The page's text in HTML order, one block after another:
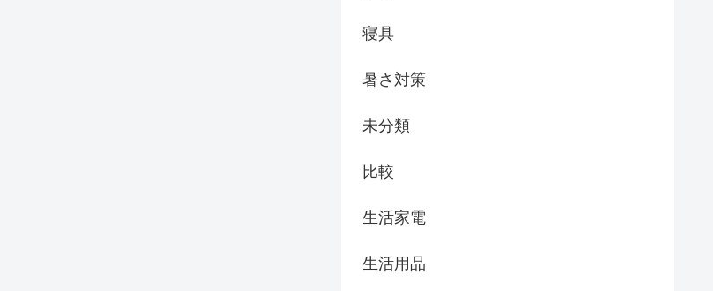
寝具
暑さ対策
未分類
比較
生活家電
生活用品